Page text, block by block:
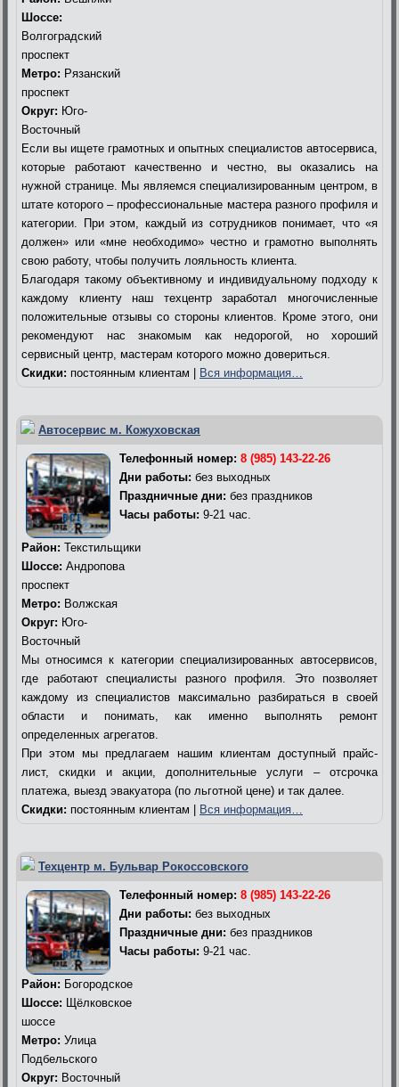
Шоссе:
Волгоградский
проспект
Метро: Рязанский
проспект
Округ: Юго-
Восточный
Если вы ищете грамотных и опытных специалистов автосервиса,
которые работают качественно и честно, вы оказались на
нужной странице. Мы являемся специализированным центром, в
штате которого – профессиональные мастера разного профиля и
категории. При этом, каждый из сотрудников понимает, что «я
должен» или «мне необходимо» честно и грамотно выполнять
свою работу, чтобы получить лояльность клиента.
Благодаря такому объективному и индивидуальному подходу к
каждому клиенту наш техцентр заработал многочисленные
положительные отзывы со стороны клиентов. Кроме этого, они
рекомендуют нас знакомым как недорогой, но хороший
сервисный центр, мастерам которого можно довериться.
Скидки: постоянным клиентам | Вся информация…
Автосервис м. Кожуховская
Телефонный номер: 8 (985) 143-22-26
Дни работы: без выходных
Праздничные дни: без праздников
Часы работы: 9-21 час.
Район: Текстильщики
Шоссе: Андропова
проспект
Метро: Волжская
Округ: Юго-
Восточный
Мы относимся к категории специализированных автосервисов,
где работают специалисты разного профиля. Это позволяет
каждому из специалистов максимально разбираться в своей
области и понимать, как именно выполнять ремонт
определенных агрегатов.
При этом мы предлагаем нашим клиентам доступный прайс-
лист, скидки и акции, дополнительные услуги – отсрочка
платежа, выезд эвакуатора (по льготной цене) и так далее.
Скидки: постоянным клиентам | Вся информация…
Техцентр м. Бульвар Рокоссовского
Телефонный номер: 8 (985) 143-22-26
Дни работы: без выходных
Праздничные дни: без праздников
Часы работы: 9-21 час.
Район: Богородское
Шоссе: Щёлковское
шоссе
Метро: Улица
Подбельского
Округ: Восточный